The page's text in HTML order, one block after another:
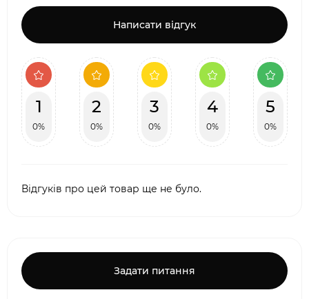
Написати відгук
1
0%
2
0%
3
0%
4
0%
5
0%
Відгуків про цей товар ще не було.
Задати питання